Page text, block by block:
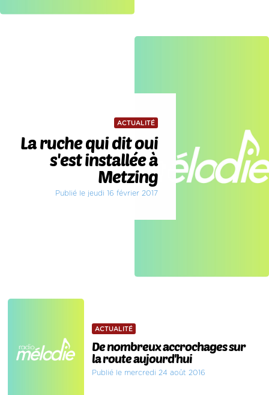
ACTUALITÉ
La ruche qui dit oui
s'est installée à
Metzing
Publié le jeudi 16 février 2017
ACTUALITÉ
De nombreux accrochages sur
la route aujourd'hui
Publié le mercredi 24 août 2016